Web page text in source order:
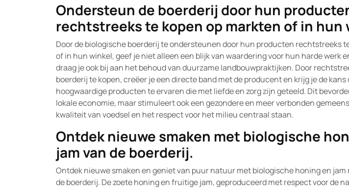
Ondersteun de boerderij door hun
rechtstreeks te kopen op markten of in hun
Door de biologische boerderij te ondersteunen door hun producten rechtstreeks
of in hun winkel, geef je niet alleen een blijk van waardering voor hun harde werk
draag je ook bij aan het behoud van duurzame landbouwpraktijken. Door
boerderij te kopen, creëer je een directe band met de producent en krijg je de kans
hoogwaardige producten te ervaren die met liefde en zorg zijn geteeld. Dit
lokale economie, maar stimuleert ook een gezondere en meer verbonden
kwaliteit van voedsel en het respect voor het milieu centraal staan.
Ontdek nieuwe smaken met biologische
jam van de boerderij.
Ontdek nieuwe smaken en geniet van puur natuur met biologische honing en
de boerderij. De zoete honing en fruitige jam, geproduceerd met respect voor de